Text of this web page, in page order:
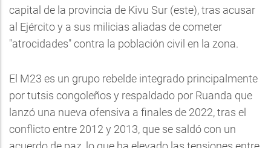
capital de la provincia de Kivu Sur (este), tras acusar
al Ejército y a sus milicias aliadas de cometer
"atrocidades" contra la población civil en la zona.
El M23 es un grupo rebelde integrado principalmente
por tutsis congoleños y respaldado por Ruanda que
lanzó una nueva ofensiva a finales de 2022, tras el
conflicto entre 2012 y 2013, que se saldó con un